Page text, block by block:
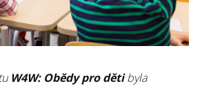
W4W: Obědy pro dětibyla